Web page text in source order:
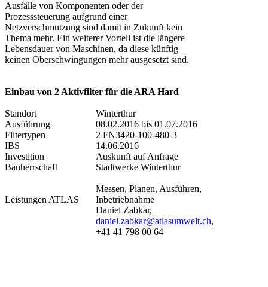
Ausfälle von Komponenten oder der
Prozesssteuerung aufgrund einer
Netzverschmutzung sind damit in Zukunft kein
Thema mehr. Ein weiterer Vorteil ist die längere
Lebensdauer von Maschinen, da diese künftig
keinen Oberschwingungen mehr ausgesetzt sind.
Einbau von 2 Aktivfilter für die ARA Hard
Standort
Winterthur
Ausführung
08.02.2016 bis 01.07.2016
Filtertypen 2 FN3420-100-480-3
IBS
14.06.2016
Investition
Auskunft auf Anfrage
Bauherrschaft
Stadtwerke Winterthur
Leistungen ATLAS
Messen, Planen, Ausführen,
Inbetriebnahme
Daniel Zabkar,
daniel.zabkar@atlasumwelt.ch,
+41 41 798 00 64